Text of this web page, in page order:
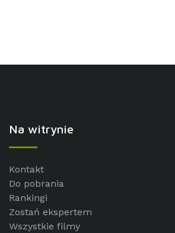
Na witrynie
Kontakt
Do pobrania
Rankingi
Zostań ekspertem
Wszystkie filmy